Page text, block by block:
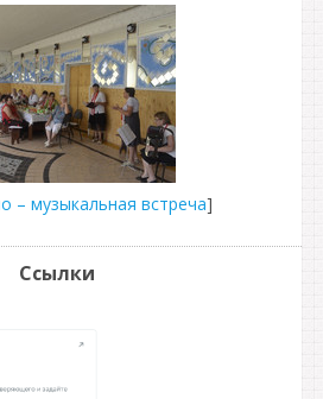
– музыкальная встреча]
Ссылки